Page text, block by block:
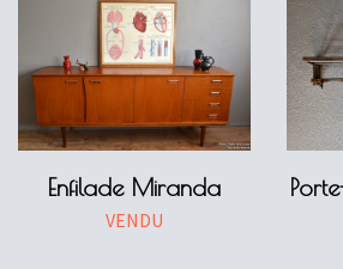
Enfilade Miranda
VENDU